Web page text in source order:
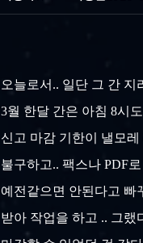
오늘로서.. 일단 그 간 지
3월 한달 간은 아침 8시
신고 마감 기한이 낼모
불구하고.. 팩스나 PDF
예전같으면 안된다고
받아 작업을 하고 .. 그